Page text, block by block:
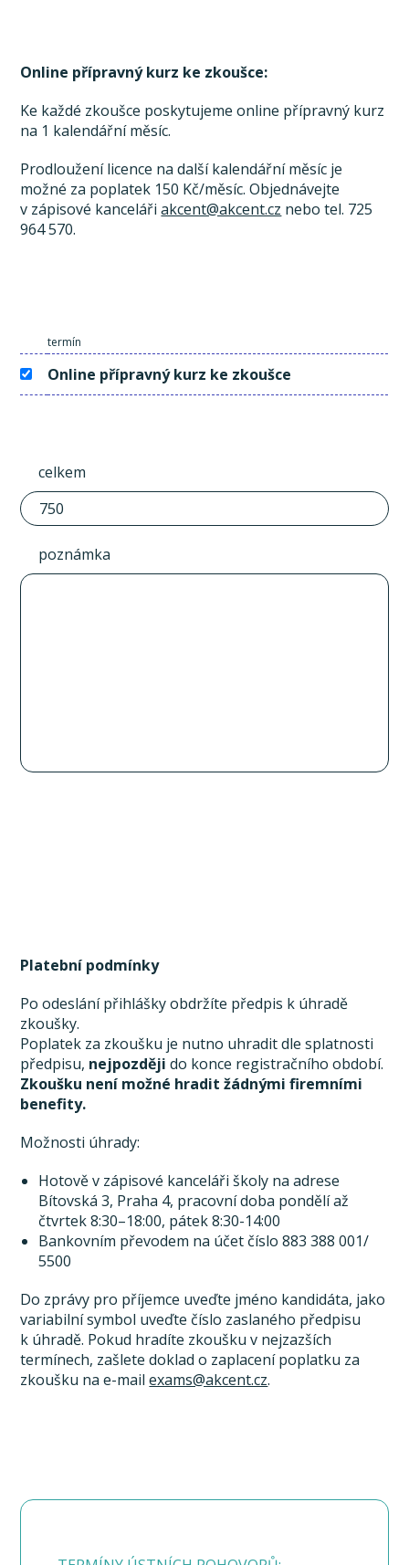
Online přípravný kurz ke zkoušce:
Ke každé zkoušce poskytujeme online přípravný kurz
na 1 kalendářní měsíc.
Prodloužení licence na další kalendářní měsíc je
možné za poplatek 150 Kč/měsíc. Objednávejte
v zápisové kancelářiakcent@akcent.cz nebo tel. 725
964 570.
termín
Online přípravný kurz ke zkoušce
celkem
poznámka
Platební podmínky
Po odeslání přihlášky obdržíte předpis k úhradě
zkoušky.
Poplatek za zkoušku je nutno uhradit dle splatnosti
předpisu, nejpozději do konce registračního období.
Zkoušku není možné hradit žádnými firemními
benefity.
Možnosti úhrady:
Hotově v zápisové kanceláři školy na adrese
Bítovská 3, Praha 4, pracovní doba pondělí až
čtvrtek 8:30–18:00, pátek 8:30-14:00
Bankovním převodem na účet číslo 883 388 001/
5500
Do zprávy pro příjemce uveďte jméno kandidáta, jako
variabilní symbol uveďte číslo zaslaného předpisu
k úhradě. Pokud hradíte zkoušku v nejzazších
termínech, zašlete doklad o zaplacení poplatku za
zkoušku na e-mailexams@akcent.cz.